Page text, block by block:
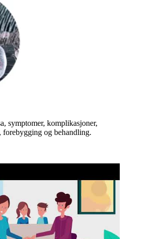
symptomer, komplikasjoner,
forebygging og behandling.